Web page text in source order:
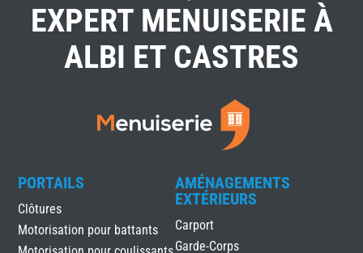
EXPERT MENUISERIE À
ALBI ET CASTRES
PORTAILS
Clôtures
Motorisation pour battants
AMÉNAGEMENTS
EXTÉRIEURS
Carport
Garde-Corps